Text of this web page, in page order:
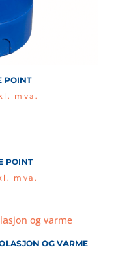
POINT
mva.
POINT
mva.
OG VARME